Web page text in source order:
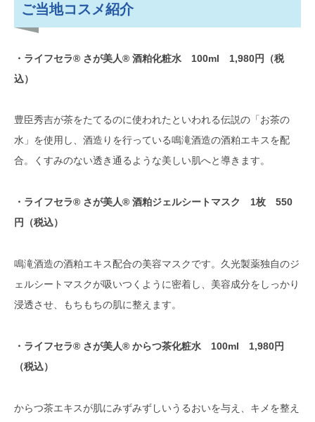
佐賀県産原料・美容効果
（SACHIHIME）」
ご当地コスメ紹介
事業者名・化粧品OEMメーカー名
ラルオリーブ化粧品」
ご当地コスメ紹介
心地のよいご当地コスメ「燦々
ご当地コスメ紹介
・ライフセラ® さが美人® 酒粕化粧水 100ml 1,980円（税
込）
豊臣秀吉が茶をたてるのに使われたといわれる伝説の「お茶の
水」を使用し、酒造りを行っている鳴滝酒造の酒粕エキスを配
合。くすみのない透き通るような美しい肌へと導きます。
・ライフセラ® さが美人® 酒粕ジェルシートマスク 1枚 550
円（税込）
鳴滝酒造の酒粕エキス配合の美容マスクです。久光製薬独自のジ
ェルシートマスクが吸いつくように密着し、美容成分をしっかり
浸透させ、もちもちの肌に整えます。
・ライフセラ® さが美人® からつ茶化粧水 100ml 1,980円
（税込）
からつ茶エキスが肌にみずみずしいうるおいを与え、キメを整え